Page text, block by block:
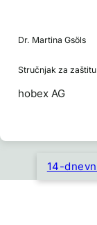
Dr. Martina Gsöls
Stručnjak za
hobex AG
14-